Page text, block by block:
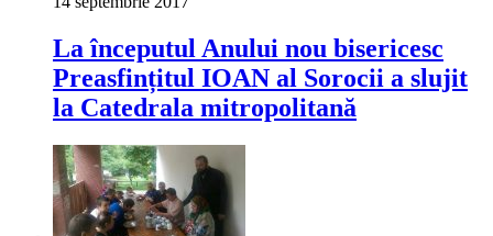
La începutul Anului nou bisericesc
Preasfințitul IOAN al Sorocii a slujit
la Catedrala mitropolitană